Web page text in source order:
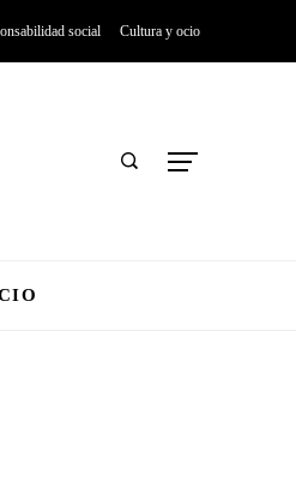
social Cultura y ocio